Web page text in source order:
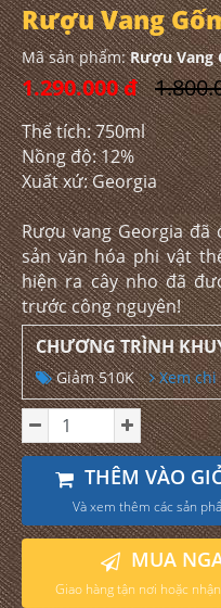
Rượu Vang
Mã sản phẩm:Rượu Vang
1.290.000 đ
Thể tích: 750ml
Nồng độ: 12%
Xuất xứ: Georgia
Rượu vang Georgia
sản văn hóa phi vật
hiện ra cây nho đã
trước công nguyên!
CHƯƠNG TRÌNH
Giảm 510K Xem chi
THÊM VÀO
Và xem thêm các sản
MUA
Giao hàng tận nơi hoặc